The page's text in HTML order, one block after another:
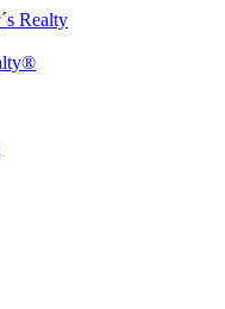
Realty